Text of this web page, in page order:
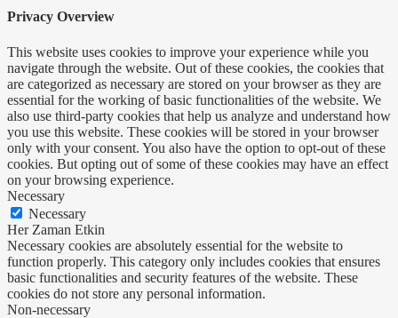
Privacy Overview
This website uses cookies to improve your experience while you
navigate through the website. Out of these cookies, the cookies that
are categorized as necessary are stored on your browser as they are
essential for the working of basic functionalities of the website. We
also use third-party cookies that help us analyze and understand how
you use this website. These cookies will be stored in your browser
only with your consent. You also have the option to opt-out of these
cookies. But opting out of some of these cookies may have an effect
on your browsing experience.
Necessary
Necessary
Her Zaman Etkin
Necessary cookies are absolutely essential for the website to
function properly. This category only includes cookies that ensures
basic functionalities and security features of the website. These
cookies do not store any personal information.
Non-necessary